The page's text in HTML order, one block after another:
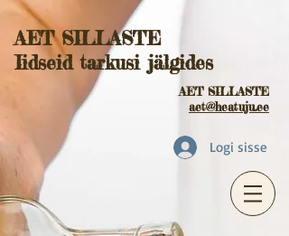
AET SILLASTE
Iidseid tarkusi jälgides
AET SILLASTE
aet@heatuju.ee
Logi sisse